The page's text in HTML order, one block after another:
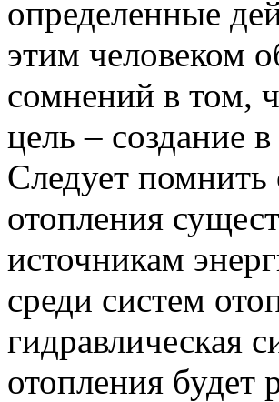
определенные
этим человеком
сомнений в том,
цель – создание
Следует
отопления
источникам
среди систем
гидравлическая
отопления будет